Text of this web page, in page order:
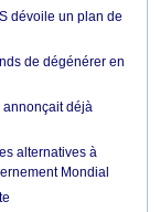
dévoile un plan de
de dégénérer en
annonçait déjà
alternatives à
Mondial